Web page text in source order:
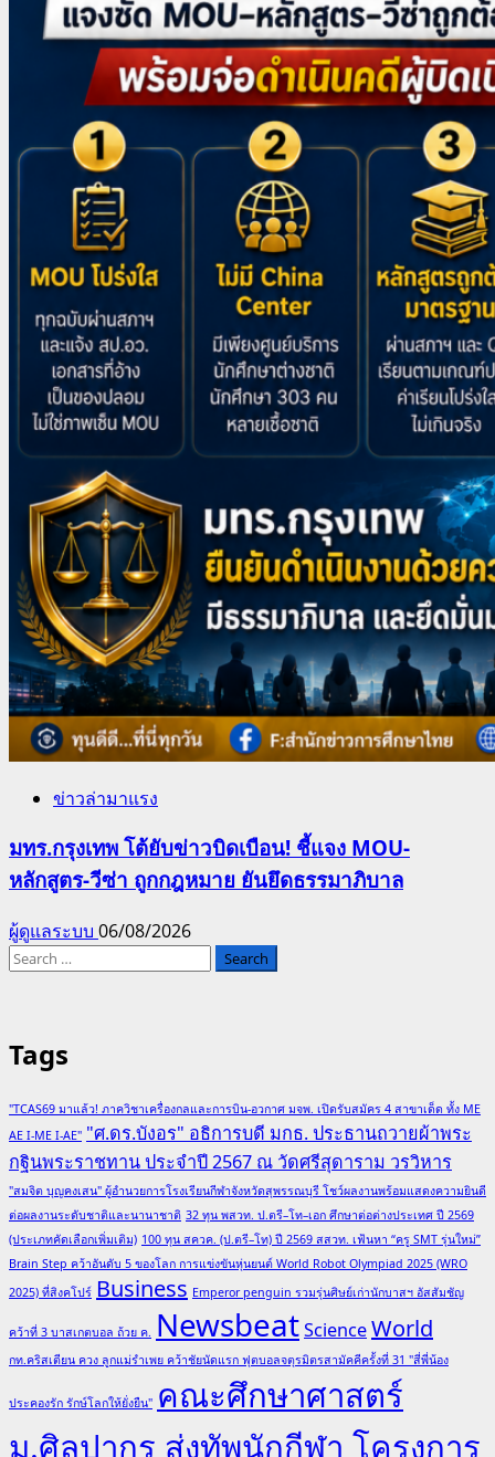
ข่าวล่ามาแรง
มทร.กรุงเทพ โต้ยับข่าวบิดเบือน! ชี้แจง MOU-
หลักสูตร-วีซ่า ถูกกฎหมาย ยันยึดธรรมาภิบาล
ผู้ดูแลระบบ 06/08/2026
Search
Tags
"TCAS69 มาแล้ว! ภาควิชาเครื่องกลและการบิน-อวกาศ มจพ. เปิดรับสมัคร 4 สาขาเด็ด ทั้ง ME
AE I-ME I-AE" "ศ.ดร.บังอร" อธิการบดี มกธ. ประธานถวายผ้าพระ
กฐินพระราชทาน ประจำปี 2567 ณ วัดศรีสุดาราม วรวิหาร
"สมจิต บุญคงเสน" ผู้อำนวยการโรงเรียนกีฬาจังหวัดสุพรรณบุรี โชว์ผลงานพร้อมแสดงความยินดี
ต่อผลงานระดับชาติและนานาชาติ 32 ทุน พสวท. ป.ตรี–โท–เอก ศึกษาต่อต่างประเทศ ปี 2569
(ประเภทคัดเลือกเพิ่มเติม) 100 ทุน สควค. (ป.ตรี–โท) ปี 2569 สสวท. เฟ้นหา “ครู SMT รุ่นใหม่”
Brain Step คว้าอันดับ 5 ของโลก การแข่งขันหุ่นยนต์ World Robot Olympiad 2025 (WRO
2025) ที่สิงคโปร์ Business Emperor penguin รวมรุ่นศิษย์เก่านักบาสฯ อัสสัมชัญ
คว้าที่ 3 บาสเกตบอล ถ้วย ค. NewsbeatScienceWorld
กท.คริสเตียน ควง ลูกแม่รำเพย คว้าชัยนัดแรก ฟุตบอลจตุรมิตรสามัคคีครั้งที่ 31 "สี่พี่น้อง
ประคองรัก รักษ์โลกให้ยั่งยืน" คณะศึกษาศาสตร์
ม.ศิลปากร ส่งทัพนักกีฬา โครงการ